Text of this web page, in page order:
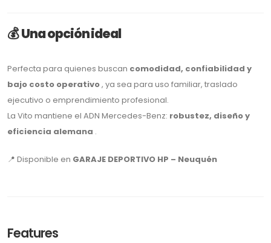
💰Una opción ideal
Perfecta para quienes buscan comodidad, confiabilidad y
bajo costo operativo, ya sea para uso familiar, traslado
ejecutivo o emprendimiento profesional.
La Vito mantiene el ADN Mercedes-Benz: robustez, diseño y
eficiencia alemana .
📍 Disponible en GARAJE DEPORTIVO HP – Neuquén
Features